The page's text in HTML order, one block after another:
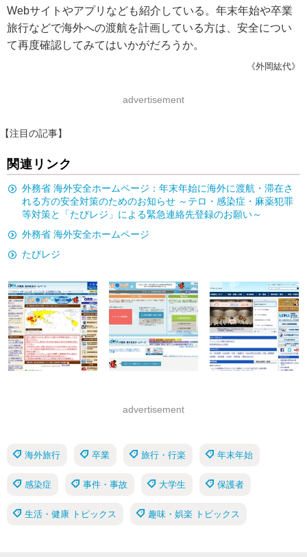
Webサイトやアプリなども紹介している。年末年始や卒業
旅行などで海外への渡航を計画している方は、安全につい
て再度確認してみてはいかがだろうか。
《外岡紘代》
advertisement
【注目の記事】
関連リンク
外務省 海外安全ホームページ：年末年始に海外に渡航・滞在さ
れる方の安全対策のためのお知らせ ～テロ・感染症・麻薬犯罪
等対策と「たびレジ」による緊急連絡先登録のお願い～
外務省 海外安全ホームページ
たびレジ
advertisement
海外旅行 卒業 旅行・行楽 年末年始
感染症 事件・事故 大学生 保護者
生活・健康 トピックス 趣味・娯楽 トピックス